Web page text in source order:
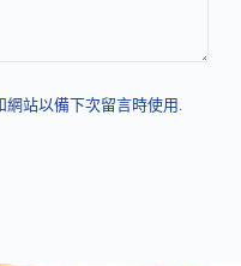
網站以備下次留言時使用.